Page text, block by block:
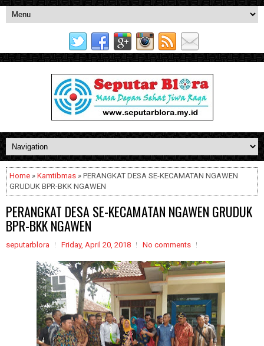
Home » Kamtibmas » PERANGKAT DESA SE-KECAMATAN NGAWEN
GRUDUK BPR-BKK NGAWEN
PERANGKAT DESA SE-KECAMATAN NGAWEN GRUDUK
BPR-BKK NGAWEN
seputarblora Friday, April 20, 2018 No comments